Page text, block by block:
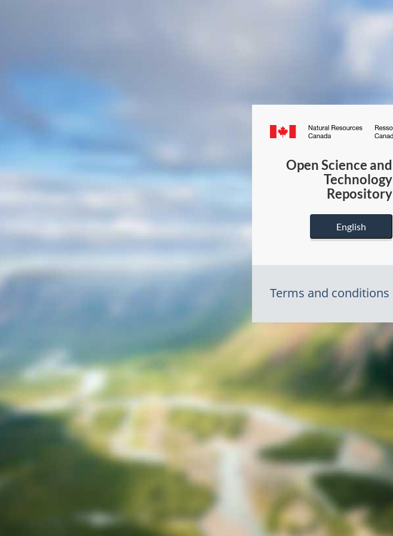
Canada.ca
Open Science and
Technology
Repository
English
Terms and conditions